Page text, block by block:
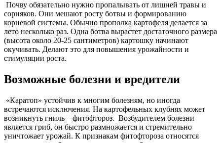
Почву обязательно нужно пропалывать от лишней травы и
сорняков. Они мешают росту ботвы и формированию
корневой системы. Обычно прополка картофеля делается за
лето несколько раз. Одна ботва вырастет достаточного размера
(высота около 20-25 сантиметров) картошку начинают
окучивать. Делают это для повышения урожайности и
стимуляции роста.
Возможные болезни и вредители
«Каратоп» устойчив к многим болезням, но иногда
встречаются исключения. На картофельных клубнях может
возникнуть гниль – фитофтороз. Возбудителем болезни
является гриб, он быстро размножается и стремительно
уничтожает урожай. К признакам фитофтороза относятся